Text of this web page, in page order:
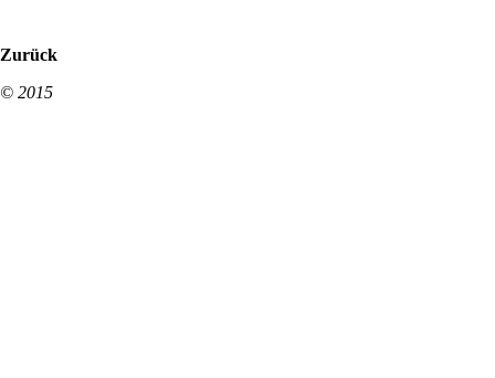
Zurück
© 2015